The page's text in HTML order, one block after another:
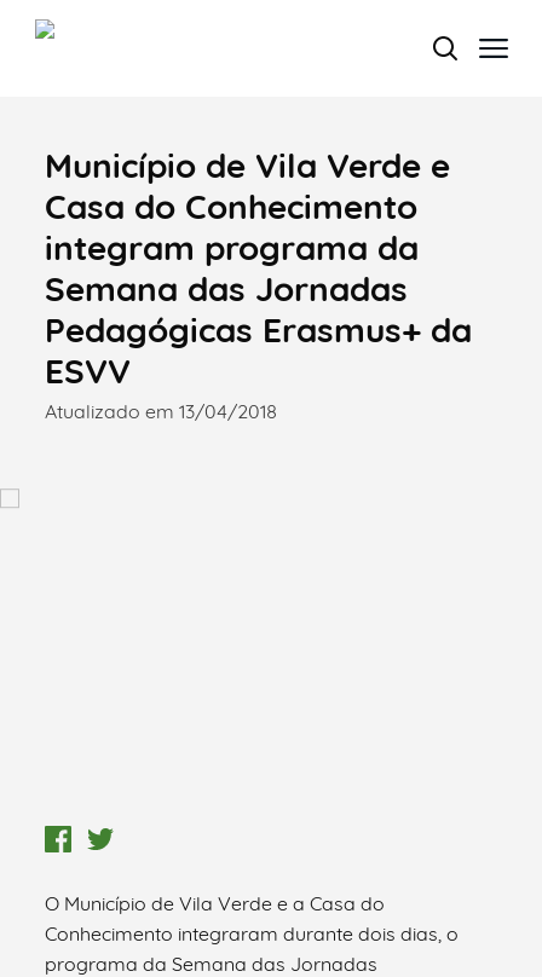
Termo de Pesquisa
Categorias gerais
Município de Vila Verde e
Casa do Conhecimento
integram programa da
Semana das Jornadas
Pedagógicas Erasmus+ da
ESVV
Atualizado em 13/04/2018
O Município de Vila Verde e a Casa do
Conhecimento integraram durante dois dias, o
programa da Semana das Jornadas